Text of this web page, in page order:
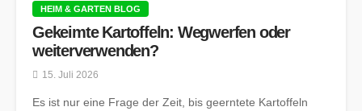
HEIM & GARTEN BLOG
Gekeimte Kartoffeln: Wegwerfen oder
weiterverwenden?
15. Juli 2026
Es ist nur eine Frage der Zeit, bis geerntete Kartoffeln